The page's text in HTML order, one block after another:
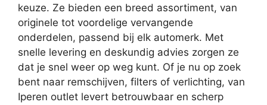
keuze. Ze bieden een breed assortiment, van
originele tot voordelige vervangende
onderdelen, passend bij elk automerk. Met
snelle levering en deskundig advies zorgen ze
dat je snel weer op weg kunt. Of je nu op zoek
bent naar remschijven, filters of verlichting, van
Iperen outlet levert betrouwbaar en scherp